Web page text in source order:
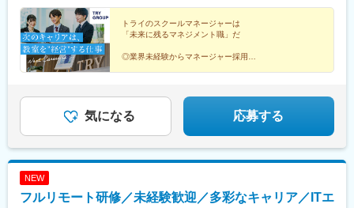
駅、さいたま新都心駅、京成成田駅、京成八幡駅、新津田沼駅、
船橋駅、京成西船駅、千葉中央駅、千石駅、富士見台駅、勝どき
駅、亀戸水神駅、曳舟駅、田原町駅(東京都)、西太子堂駅、下落合
駅、京急鶴見駅、南富山駅前駅、たけふ新駅、入江岡駅、中村日
赤駅、東別院駅、名鉄一宮駅、平安通駅、徳重駅、千林駅、天王
西口駅、古市駅(広島県)、広大附属学校前駅、広電西広島・己斐
駅、栗林公園北口駅、栗林駅、はりまや橋駅、小倉駅(福岡県)、城
野駅(北九州高速鉄道)、徳力嵐山口駅、黒崎駅、三ケ森駅、原町
駅、西鉄千早駅、箱崎九大前駅、新大工町駅、上熊本駅(路面電
車)、郡元駅(鹿児島市電)、谷山駅(指宿枕崎線)、ロープウェイ入口
成千葉駅、東向島駅、浅草駅、国道駅、南富山駅、北府駅、森小
長崎県・大分県・熊本県・宮崎県・鹿児島県・沖縄県【受動喫煙
対策】教室内全面禁煙【あなたの好きな街で働けます】全国どこ
でも、あなたの好きな街で働けます。また、転勤は「希望制」で
す。「地域限定社員」として、都道府県をまたぐ転勤がない働き
方も選べるため、あなたの理想のライフスタイルに合った働き方
す。詳細は別途お問い合わせください。
駅、熊谷駅、北与野駅、せんげん台駅、稲毛海岸駅、成田駅、本
八幡駅(都営線)、行徳駅、津田沼駅、京成船橋駅、西船橋駅、葭川
公園駅、目白駅、巣鴨駅、中村橋駅、大泉学園駅、荻窪駅、茗荷
谷駅、月島駅、亀戸駅、京成曳舟駅、船堀駅、浅草駅(ＴＸ)、綾瀬
駅、北千住駅、葛西駅、西葛西駅、三軒茶屋駅、高田馬場駅、辻
駅、上大岡駅、横浜駅、平沼橋駅、みなとみらい駅、本郷駅(長野
県)、北長野駅、安茂里駅、篠ノ井駅、南松本駅、新潟駅、大町駅
(富山県)、野町駅、小松駅、武生駅、桜橋駅(静岡県)、春日町駅、
久手古戦場駅、赤池駅(愛知県)、神沢駅、鳴海駅、南大高駅、有松
トライのスクールマネージャーは
「未来に残るマネジメント職」だ
◎業界未経験からマネージャー採用
◎マーケティング、予算管理、人材開発まで幅広いスキ
ルが身に着く
気になる 応募する
NEW
フルリモート研修／未経験歓迎／多彩なキャリア／ITエ